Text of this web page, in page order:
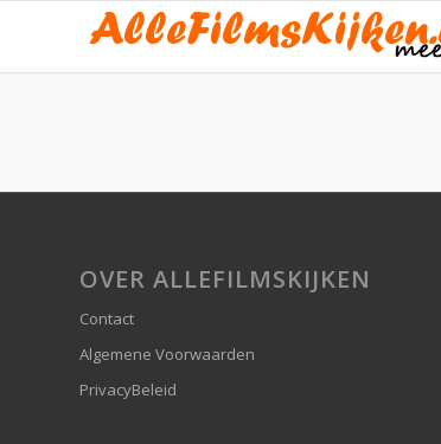
OVER ALLEFILMSKIJKEN
Contact
Algemene Voorwaarden
PrivacyBeleid